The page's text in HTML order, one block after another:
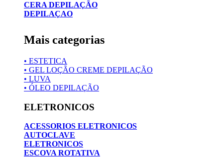
CERA DEPILAÇÃO
DEPILAÇAO
Mais categorias
• ESTETICA
• GEL LOÇÃO CREME DEPILAÇÃO
• LUVA
• ÓLEO DEPILAÇÃO
ELETRONICOS
ACESSORIOS ELETRONICOS
AUTOCLAVE
ELETRONICOS
ESCOVA ROTATIVA